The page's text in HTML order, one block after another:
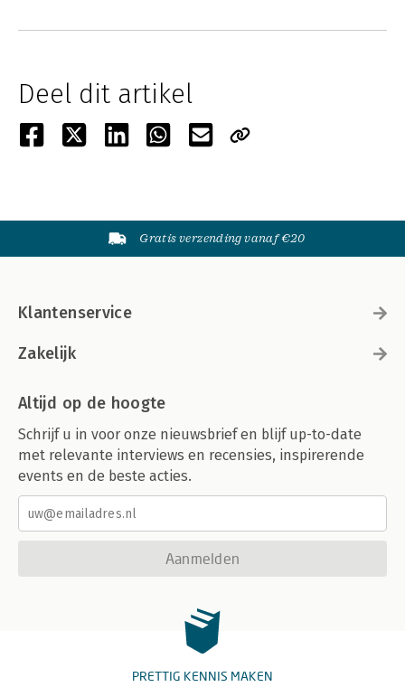
Deel dit artikel
Gratis verzending vanaf €20
Klantenservice
Zakelijk
Altijd op de hoogte
Schrijf u in voor onze nieuwsbrief en blijf up-to-date
met relevante interviews en recensies, inspirerende
events en de beste acties.
Aanmelden
PRETTIG KENNIS MAKEN